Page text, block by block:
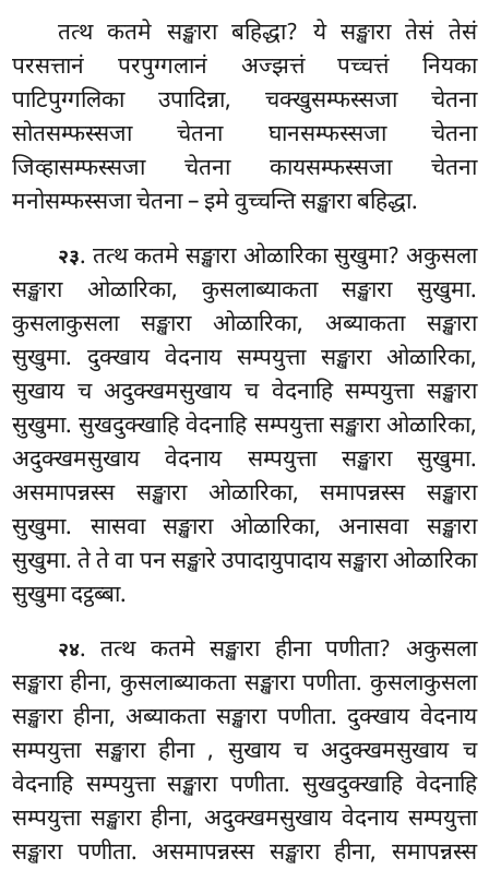
तत्थ कतमे सङ्खारा बहिद्धा? ये सङ्खारा तेसं तेसं
परसत्तानं परपुग्गलानं अज्झत्तं पच्चत्तं नियका
पाटिपुग्गलिका उपादिन्ना, चक्खुसम्फस्सजा चेतना
सोतसम्फस्सजा चेतना घानसम्फस्सजा चेतना
जिव्हासम्फस्सजा चेतना कायसम्फस्सजा चेतना
मनोसम्फस्सजा चेतना – इमे वुच्चन्ति सङ्खारा बहिद्धा.
२३. तत्थकतमे सङ्खारा ओळारिका सुखुमा? अकुसला
सङ्खारा ओळारिका, कुसलाब्याकता सङ्खारा सुखुमा.
कुसलाकुसला सङ्खारा ओळारिका, अब्याकता सङ्खारा
सुखुमा. दुक्खाय वेदनाय सम्पयुत्ता सङ्खारा ओळारिका,
सुखाय च अदुक्खमसुखाय च वेदनाहिसम्पयुत्ता सङ्खारा
सुखुमा. सुखदुक्खाहि वेदनाहि सम्पयुत्ता सङ्खारा ओळारिका,
अदुक्खमसुखाय वेदनाय सम्पयुत्ता सङ्खारा सुखुमा.
असमापन्नस्स सङ्खारा ओळारिका, समापन्नस्स सङ्खारा
सुखुमा. सासवा सङ्खारा ओळारिका, अनासवा सङ्खारा
सुखुमा. ते ते वा पन सङ्खारे उपादायुपादाय सङ्खारा ओळारिका
सुखुमा दट्ठब्बा.
२४. तत्थ कतमे सङ्खारा हीना पणीता? अकुसला
सङ्खारा हीना, कुसलाब्याकता सङ्खारा पणीता. कुसलाकुसला
सङ्खारा हीना, अब्याकता सङ्खारा पणीता. दुक्खाय वेदनाय
सम्पयुत्ता सङ्खारा हीना , सुखाय च अदुक्खमसुखाय च
वेदनाहि सम्पयुत्ता सङ्खारा पणीता. सुखदुक्खाहि वेदनाहि
सम्पयुत्ता सङ्खारा हीना, अदुक्खमसुखाय वेदनाय सम्पयुत्ता
सङ्खारा पणीता. असमापन्नस्स सङ्खारा हीना, समापन्नस्स